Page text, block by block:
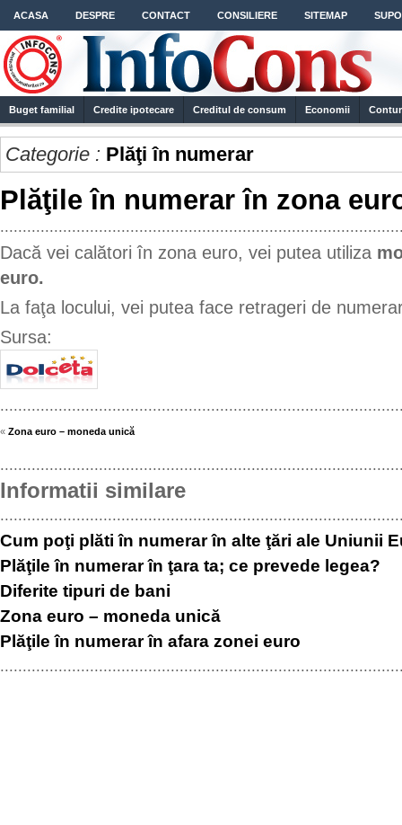
ACASA DESPRE CONTACT CONSILIERE SITEMAP
Buget familial Credite ipotecare Creditul de consum Economii
Categorie : Plăţi în numerar
Plăţile în numerar în zona
Dacă vei calători în zona euro, vei putea utiliza
euro.
La faţa locului, vei putea face retrageri de
Sursa:
« Zona euro – moneda unică
Informatii similare
Cum poţi plăti în numerar în alte ţări ale Uniunii
Plăţile în numerar în ţara ta; ce prevede legea?
Diferite tipuri de bani
Zona euro – moneda unică
Plăţile în numerar în afara zonei euro